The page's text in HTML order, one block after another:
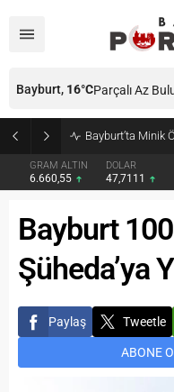
Bayburt’ta Minik
GRAM ALTIN
6.660,55
DOLAR
47,7111
Bayburt, 16°CParçalı Az
Bayburt
Şüheda’ya
Paylaş Tweetle
ABONE